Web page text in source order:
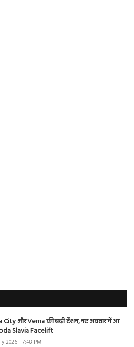
City और Verna की बढ़ी टेंशन, नए अवतार में आ
Slavia Facelift
2026 - 7:48 PM